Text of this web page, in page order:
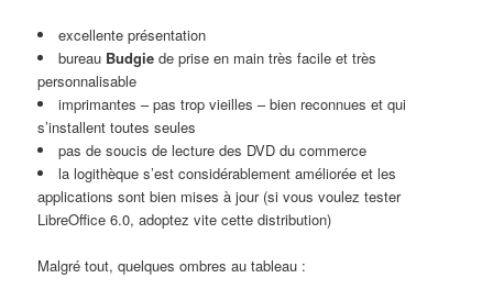
excellente présentation
bureau Budgie de prise en main très facile et très
personnalisable
imprimantes – pas trop vieilles – bien reconnues et qui
s’installent toutes seules
pas de soucis de lecture des DVD du commerce
la logithèque s’est considérablement améliorée et les
applications sont bien mises à jour (si vous voulez tester
LibreOffice 6.0, adoptez vite cette distribution)
Malgré tout, quelques ombres au tableau :